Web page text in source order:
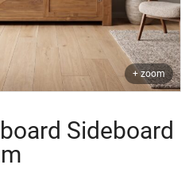
+ zoom
Sideboard